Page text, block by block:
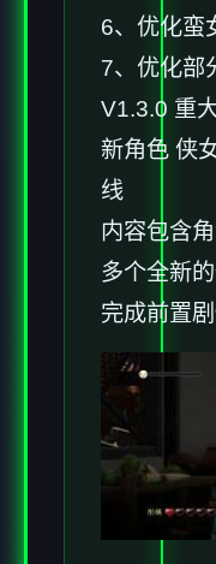
6、优化蛮
7、优化部
V1.3.0 重
新角色 侠
线
内容包含
多个全新
完成前置剧